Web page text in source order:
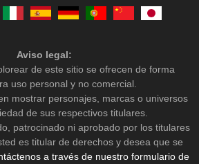
Aviso legal:
de este sitio se ofrecen de forma
uso personal y no comercial.
mostrar personajes, marcas o universos
de sus respectivos titulares.
patrocinado ni aprobado por los titulares
es titular de derechos y desea que se
a través de nuestro formulario de